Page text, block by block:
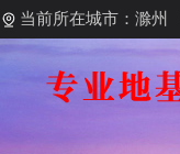
当前所在城市：滁州